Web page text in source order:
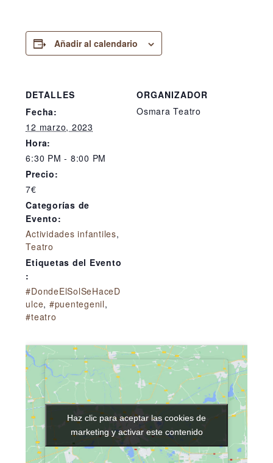
Añadir al calendario
DETALLES
Fecha:
12 marzo, 2023
Hora:
6:30 PM - 8:00 PM
Precio:
7€
Categorías de
Evento:
Actividades infantiles,
Teatro
Etiquetas del Evento
:
#DondeElSolSeHaceD
ulce, #puentegenil,
#teatro
ORGANIZADOR
Osmara Teatro
Haz clic para aceptar las cookies de
marketing y activar este contenido
Haz clic para aceptar las cookies de
marketing y activar este contenido